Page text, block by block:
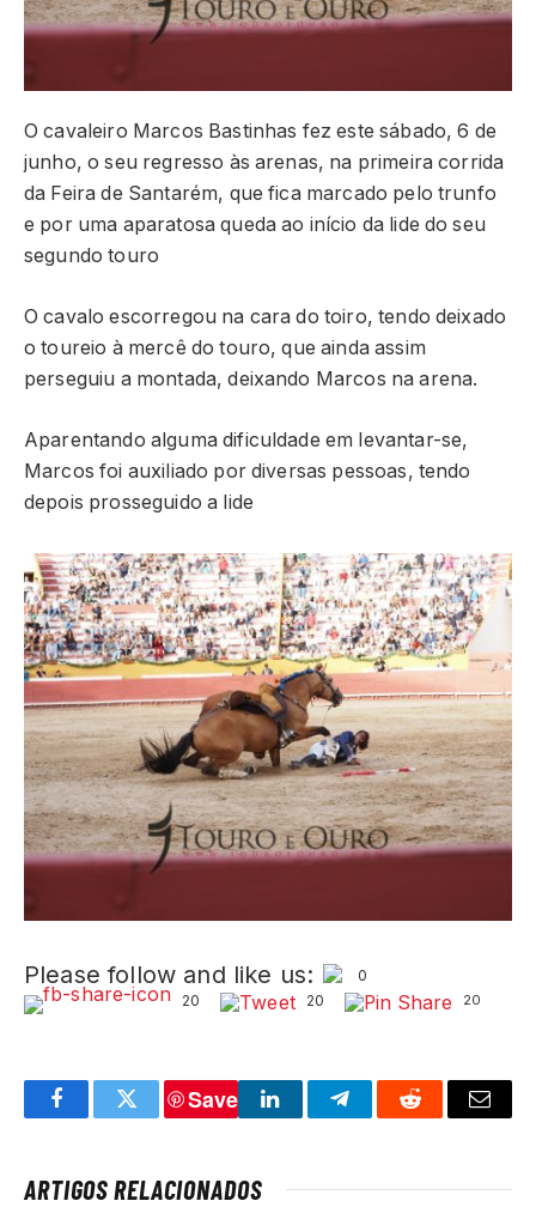
O cavaleiro Marcos Bastinhas fez este sábado, 6 de
junho, o seu regresso às arenas, na primeira corrida
da Feira de Santarém, que fica marcado pelo trunfo
e por uma aparatosa queda ao início da lide do seu
segundo touro
O cavalo escorregou na cara do toiro, tendo deixado
o toureio à mercê do touro, que ainda assim
perseguiu a montada, deixando Marcos na arena.
Aparentando alguma dificuldade em levantar-se,
Marcos foi auxiliado por diversas pessoas, tendo
depois prosseguido a lide
Please follow and like us:
0
20
20 20
FacebookTwitter
Save
LinkedInTelegramReddit Email
ARTIGOS RELACIONADOS